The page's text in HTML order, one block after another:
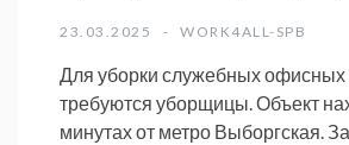
23.03.2025 WORK4ALL-SPB
Для уборки служебных
требуются уборщицы. Объект
минутах от метро Выборгская.